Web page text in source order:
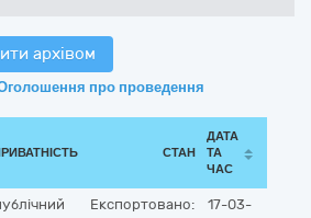
архівом
про проведення
СТАН
ДАТА
ТА
ЧАС
Експортовано:
17-03-